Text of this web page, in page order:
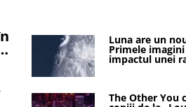
Luna are un
Primele
impactul unei
The Other You